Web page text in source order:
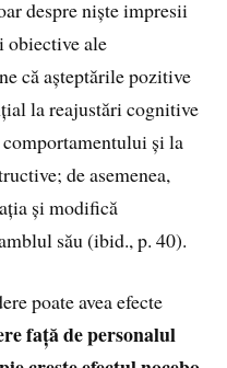
despre niște impresii
obiective ale
că așteptările pozitive
la reajustări cognitive
și la
de asemenea,
și modifică
său (ibid., p. 40).
poate avea efecte
față de personalul